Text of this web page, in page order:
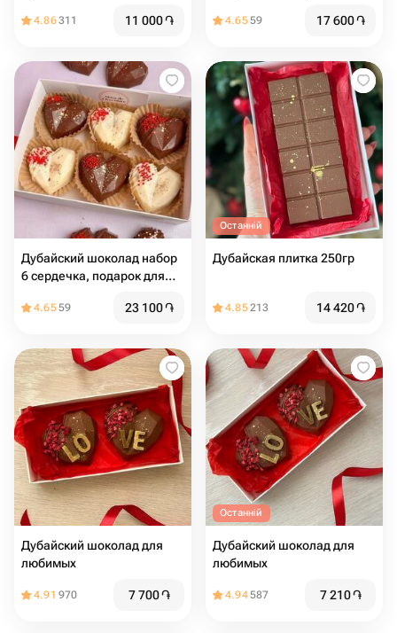
4.86311 11 000֏ 4.6559 17 600֏
Дубайский шоколад набор
6 сердечка, подарок для
4.6559 23 100֏
Останній
Дубайская плитка 250гр
4.85213 14 420֏
Дубайский шоколад для
любимых
4.91 970 7 700֏
Останній
Дубайский шоколад для
любимых
4.94587 7 210֏